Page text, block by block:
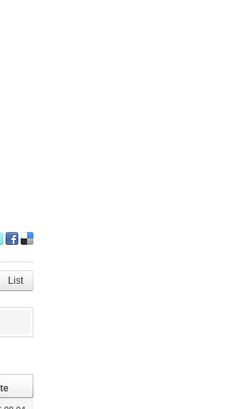
ce
bo
ok
lici
ou
s
List